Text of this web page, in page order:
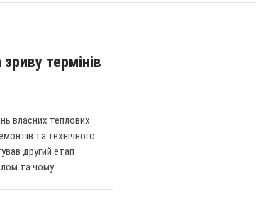
термінів
власних теплових
та технічного
другий етап
та чому...